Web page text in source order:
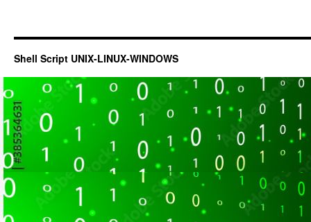
Shell Script UNIX-LINUX-WINDOWS